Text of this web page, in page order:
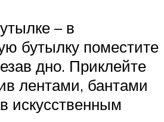
– в
бутылку поместите
дно. Приклейте
лентами, бантами
искусственным